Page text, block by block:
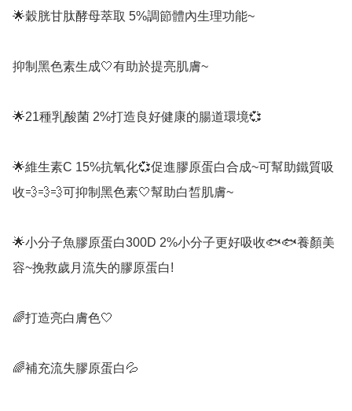
🌟穀胱甘肽酵母萃取 5%調節體內生理功能~
抑制黑色素生成🤍有助於提亮肌膚~
🌟21種乳酸菌 2%打造良好健康的腸道環境💞
🌟維生素C 15%抗氧化💞促進膠原蛋白合成~可幫助鐵質吸
收💨💨💨可抑制黑色素🤍幫助白皙肌膚~
🌟小分子魚膠原蛋白300D 2%小分子更好吸收🐟🐟養顏美
容~挽救歲月流失的膠原蛋白!
🌈打造亮白膚色🤍
🌈補充流失膠原蛋白💦